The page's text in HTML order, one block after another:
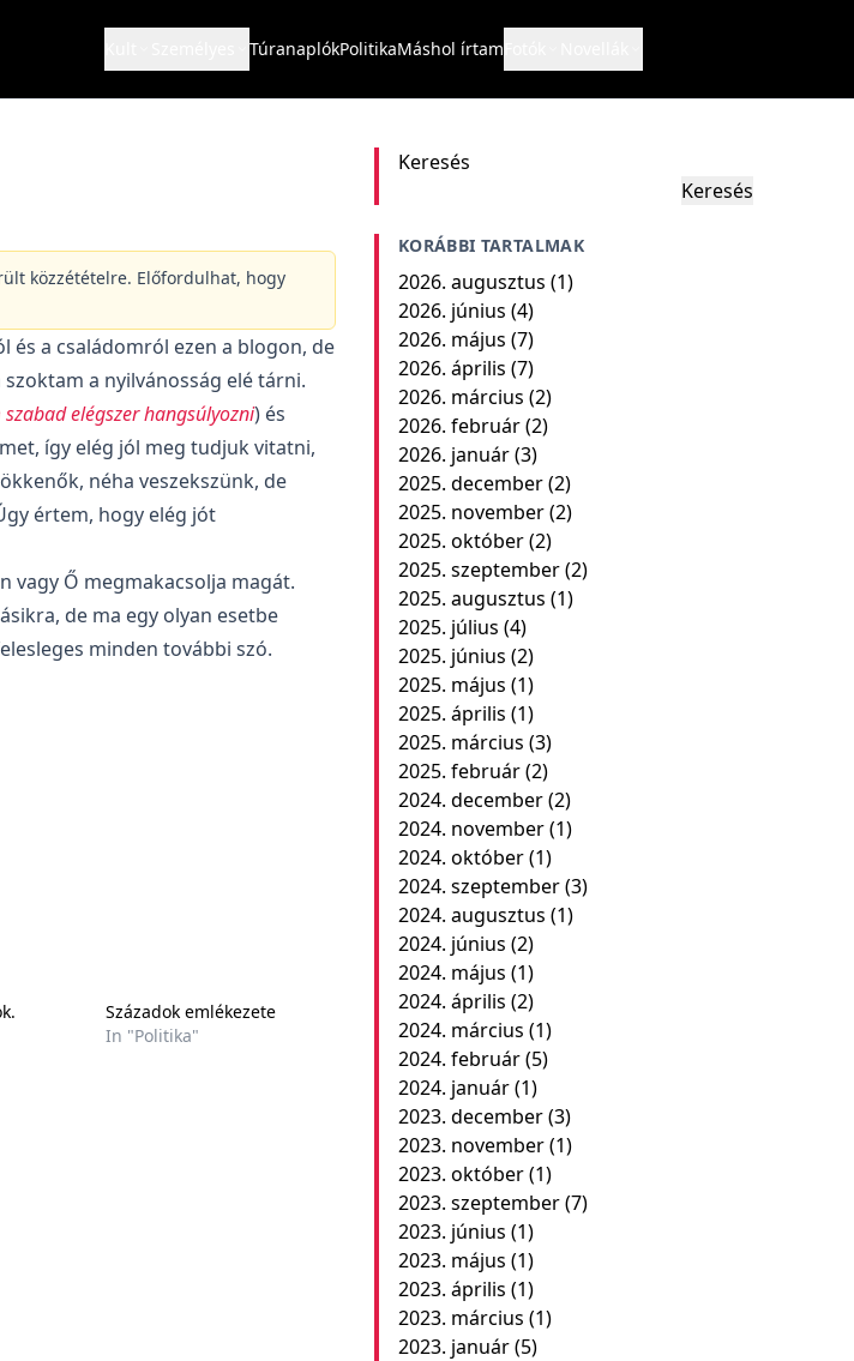
TúranaplókPolitikaMáshol írtam
közzétételre. Előfordulhat, hogy
és a családomról ezen a blogon, de
a nyilvánosság elé tárni.
elégszer hangsúlyozni) és
így elég jól meg tudjuk vitatni,
néha veszekszünk, de
értem, hogy elég jót
vagy Ő megmakacsolja magát.
de ma egy olyan esetbe
minden további szó.
Századok emlékezete
In "Politika"
Keresés
Keresés
KORÁBBI TARTALMAK
2026. augusztus (1)
2026. június (4)
2026. május (7)
2026. április (7)
2026. március (2)
2026. február(2)
2026. január(3)
2025. december(2)
2025. november(2)
2025. október(2)
2025. szeptember(2)
2025. augusztus (1)
2025. július (4)
2025. június (2)
2025. május (1)
2025. április (1)
2025. március (3)
2025. február(2)
2024. december(2)
2024. november(1)
2024. október(1)
2024. szeptember(3)
2024. augusztus (1)
2024. június (2)
2024. május (1)
2024. április (2)
2024. március (1)
2024. február(5)
2024. január(1)
2023. december(3)
2023. november(1)
2023. október(1)
2023. szeptember(7)
2023. június (1)
2023. május (1)
2023. április (1)
2023. március (1)
2023. január(5)